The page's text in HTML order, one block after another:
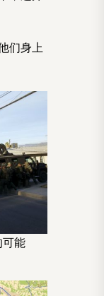
们身上
可能